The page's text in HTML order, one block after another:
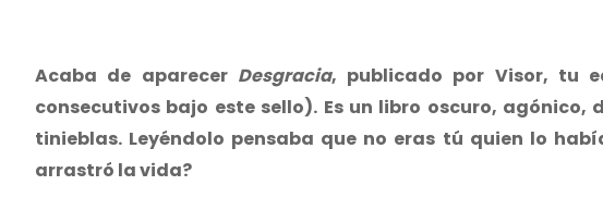
Acaba de aparecer Desgracia, publicado por Visor, tu
consecutivos bajo este sello). Es un libro oscuro,
tinieblas. Leyéndolo pensaba que no eras tú quien lo
arrastró la vida?